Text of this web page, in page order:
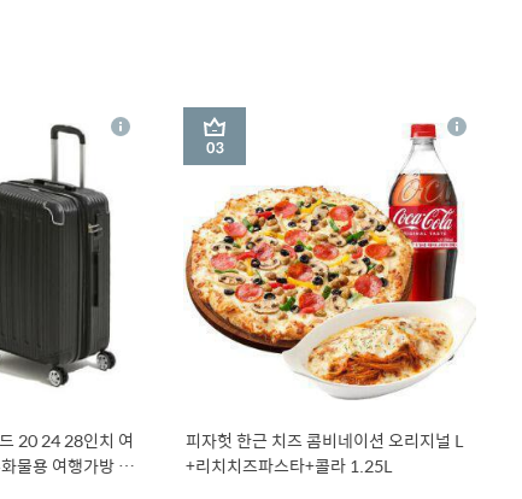
20 24 28인치 여
물용 여행가방 케
상
3
피자헛 한근 치즈 콤비네이션 오리지널 L
+리치치즈파스타+콜라 1.25L
상